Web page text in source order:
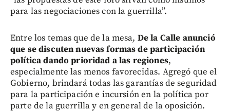
para las negociaciones con la guerrilla”.
Entre los temas que de la mesa, De la Calle anunció
que se discuten nuevas formas de participación
política dando prioridad a las regiones,
especialmente las menos favorecidas. Agregó que el
Gobierno, brindará todas las garantías de seguridad
para la participación e incursión en la política por
parte de la guerrilla y en general de la oposición.